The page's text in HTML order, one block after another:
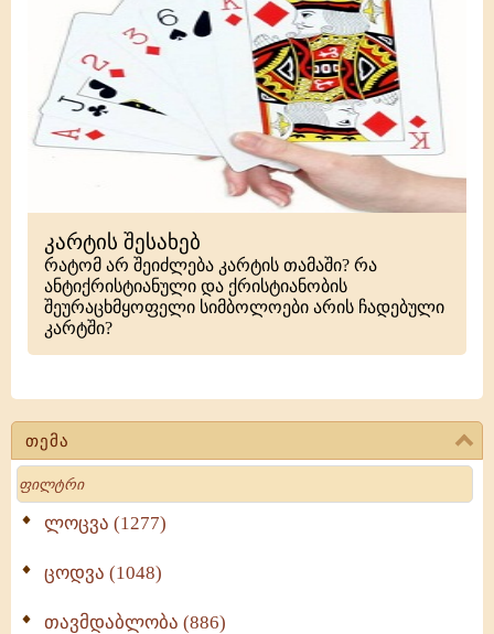
თემა
Search
ლოცვა (1277)
ცოდვა (1048)
თავმდაბლობა (886)
კარტის შესახებ
რატომ არ შეიძლება კარტის თამაში? რა
ანტიქრისტიანული და ქრისტიანობის
შეურაცხმყოფელი სიმბოლოები არის ჩადებული
კარტში?